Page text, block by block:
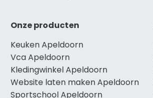
Onze producten
Keuken Apeldoorn
Vca Apeldoorn
Kledingwinkel Apeldoorn
Website laten maken Apeldoorn
Sportschool Apeldoorn